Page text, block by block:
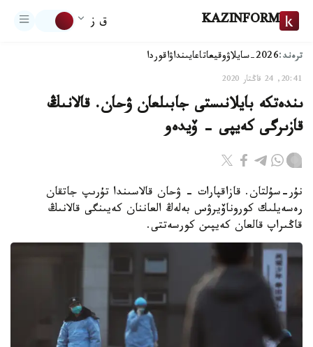
KAZINFORM ق ز
ترەند:2026-سايلاۋ وقيعاتاعايىنداۋاقوردا
20:41, 24 قاڭتار 2020
ىندەتكە بايلانىستى جابىلعان ۋحان. قالانىڭ
قازىرگى كەيپى - ۆيدەو
نۇر-سۇلتان. قازاقپارات - ۋحان قالاسىندا تۇرىپ جاتقان
رەسەيلىك كوروناۆيرۋس بەلەڭ العاننان كەيىنگى قالانىڭ
قاڭىراپ قالعان كەيپىن كورسەتتى.